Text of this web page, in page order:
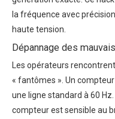
la fréquence avec
haute tension.
Dépannage des
Les opérateurs
« fantômes ». Un
une ligne standard à 60
compteur est sensible au